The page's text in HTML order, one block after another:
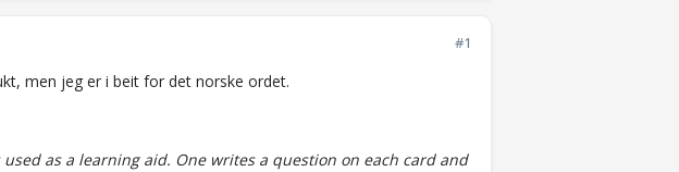
#1
men jeg er i beit for det norske ordet.
as a learning aid. One writes a question on each card and